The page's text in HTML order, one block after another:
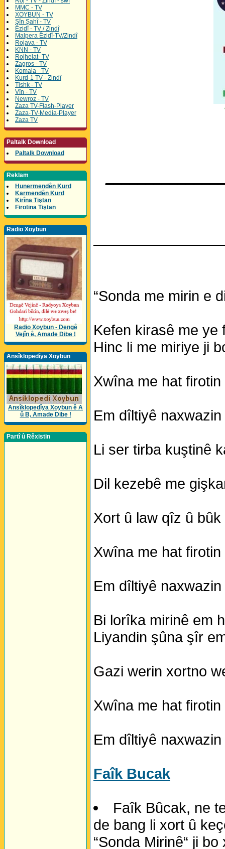
MMC - TV
XOYBUN - TV
Şîn Şahî - TV
Êzidî - TV / Zindî
Malpera Êzidî-TV/Zindî
Rojava - TV
KNN - TV
Rojhelat- TV
Zagros - TV
Komala - TV
Kurd-1 TV - Zindî
Tishk - TV
Vîn - TV
Newroz - TV
Zaza TV-Flash-Player
Zaza-TV-Media-Player
Zaza TV
Paltalk Download
Paltalk Download
Reklam
Hunermendên Kurd
Karmendên Kurd
Kirîna Tiştan
Firotina Tiştan
Radio Xoybun
Radio Xoybun - Dengê
Vejîn ê, Amade Dibe !
Ansîklopedîya Xoybun
Ansîklopedîya Xoybun ê A
û B, Amade Dibe !
Partî û Rêxistin
“Sonda me mirin e
Kefen kirasê me ye
Hinc li me miriye ji
Xwîna me hat
Em dîltiyê
Li ser tirba kuştinê
Dil kezebê me
Xort û law qîz û
Xwîna me hat
Em dîltiyê
Bi lorîka mirinê em
Liyandin şûna şîr
Gazi werin xortno
Xwîna me hat
Em dîltiyê
Faîk Bucak
Faîk Bûcak, ne
de bang li xort û
“Sonda Mirinê“ ji